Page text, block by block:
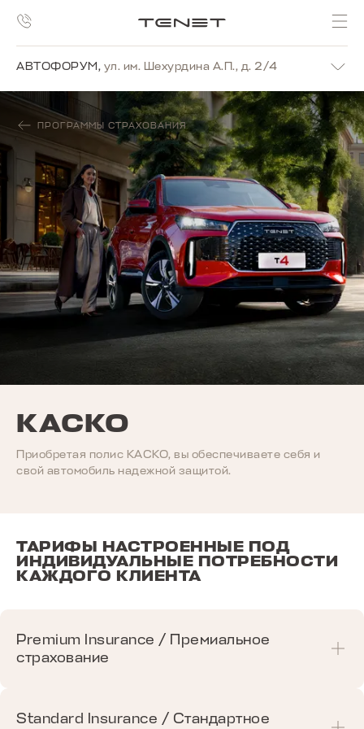
АВТОФОРУМ, ул. им. Шехурдина А.П., д. 2/4
ПРОГРАММЫ СТРАХОВАНИЯ
КАСКО
Приобретая полис КАСКО, вы обеспечиваете себя и
свой автомобиль надежной защитой.
ТАРИФЫ НАСТРОЕННЫЕ ПОД
ИНДИВИДУАЛЬНЫЕ ПОТРЕБНОСТИ
КАЖДОГО КЛИЕНТА
Premium Insurance / Премиальное
страхование
Премиальное КАСКО для самых
Standard Insurance / Стандартное